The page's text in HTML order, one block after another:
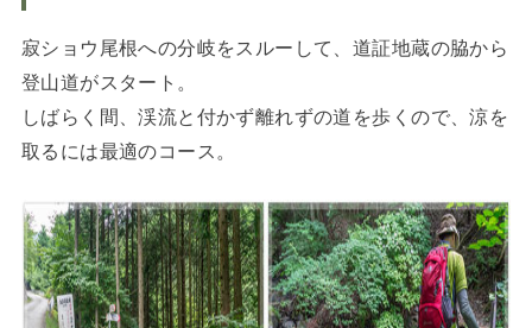
寂ショウ尾根への分岐をスルーして、道証地蔵の脇から
登山道がスタート。
しばらく間、渓流と付かず離れずの道を歩くので、涼を
取るには最適のコース。